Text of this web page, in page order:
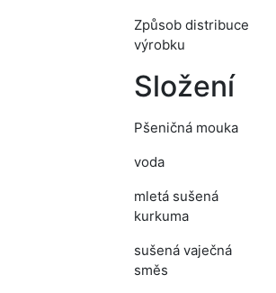
Způsob distribuce
výrobku
Složení
Pšeničná mouka
voda
mletá sušená
kurkuma
sušená vaječná
směs